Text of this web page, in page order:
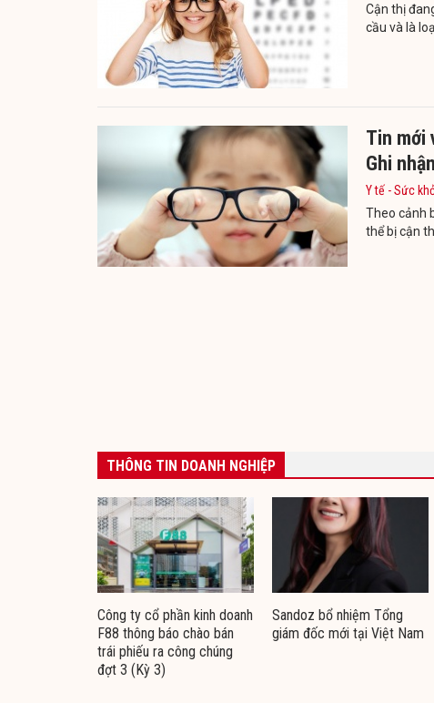
Cận thị
cầu và là
Tin mới
Ghi
Y tế - Sức
Theo cảnh
thể bị cận
THÔNG TIN DOANH NGHIỆP
Công ty cổ phần kinh doanh
F88 thông báo chào bán
trái phiếu ra công chúng
đợt 3 (Kỳ 3)
Sandoz bổ nhiệm Tổng
giám đốc mới tại Việt Nam